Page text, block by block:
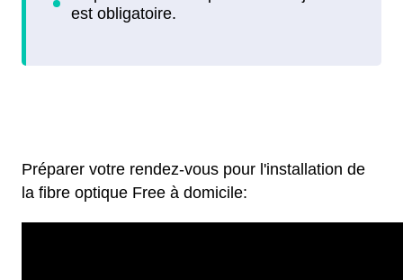
Préparer votre rendez-vous pour l'installation de
la fibre optique Free à domicile: